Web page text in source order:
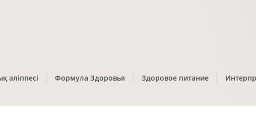
әліппесі Формула Здоровья Здоровое питание